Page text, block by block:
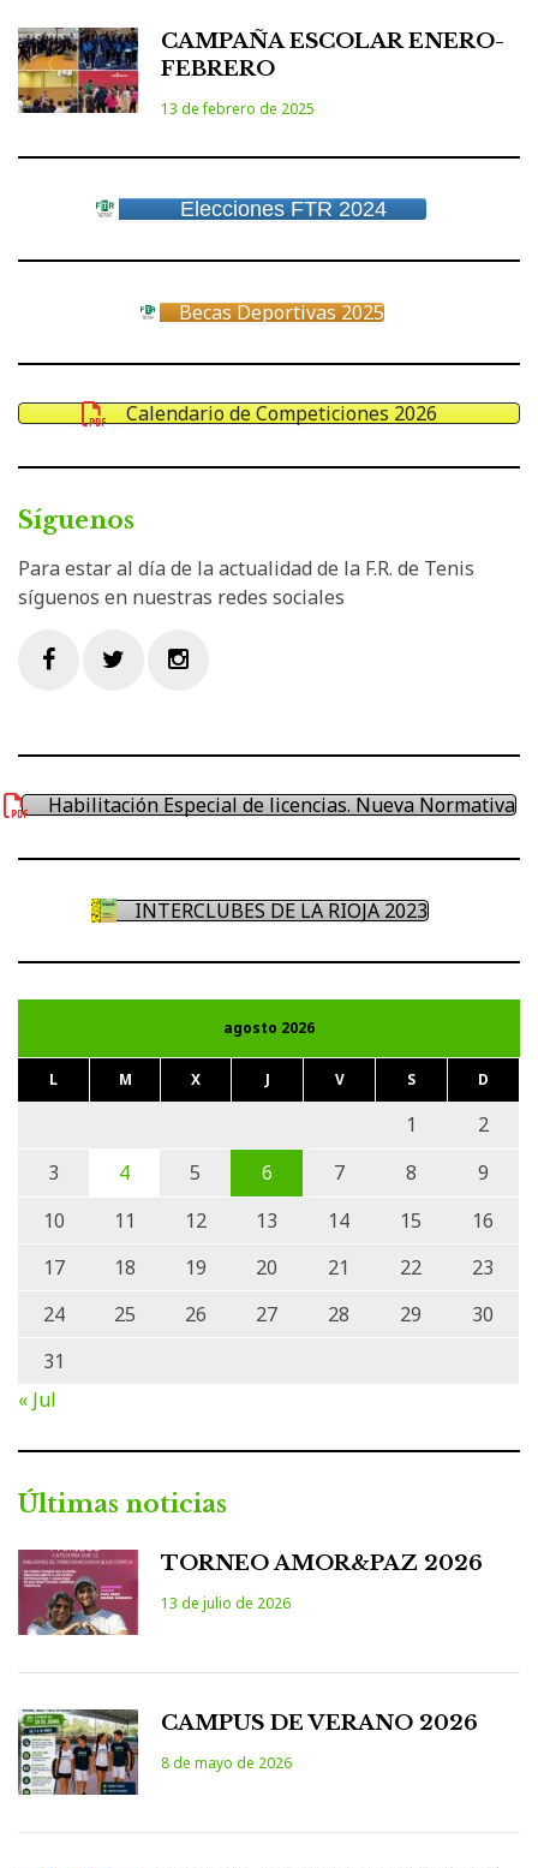
CAMPAÑA ESCOLAR ENERO-
FEBRERO
13 de febrero de 2025
Elecciones FTR 2024
Becas Deportivas 2025
Calendario de Competiciones 2026
Síguenos
Para estar al día de la actualidad de la F.R. de Tenis
síguenos en nuestras redes sociales
Habilitación Especial de licencias. Nueva Normativa
INTERCLUBES DE LA RIOJA 2023
agosto 2026
L M X J V S D
1
2
3
4 5 6 7 8
9
10
11 12 13 14 15
16
17
18 19 20 21 22
23
24
25 26 27 28 29
30
31
« Jul
Últimas noticias
TORNEO AMOR&PAZ 2026
13 de julio de 2026
CAMPUS DE VERANO 2026
8 de mayo de 2026